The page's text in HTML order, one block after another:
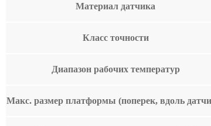
Материал датчика
Класс точности
Диапазон рабочих температур
Макс. размер платформы (поперек, вдоль